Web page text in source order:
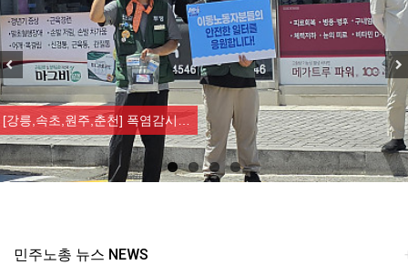
[강릉,속초,원주,춘천] 폭염감시…
주노총 뉴스 NEWS